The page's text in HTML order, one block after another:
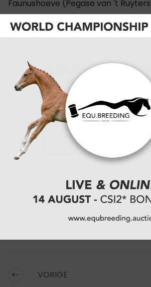
Faunushoeve (Pegase van 't
Ook over de 1.10m hoog gebouwde
finishten Arthur de Bruycker en
voorgegaan door Rosie Sillis op
't Spieveld) en Zita De Plu met
Resultaten
CATEGORIËN: SHOWJUMPING
NATIONAAL
JUMPING REGIONAAL,
VORIGE